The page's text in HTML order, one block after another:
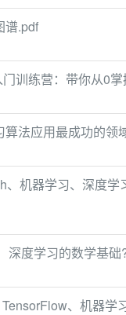
谱.pdf
训练营：带你从0
法应用最成功的领
、机器学习、深度
深度学习的数学基础
、机器